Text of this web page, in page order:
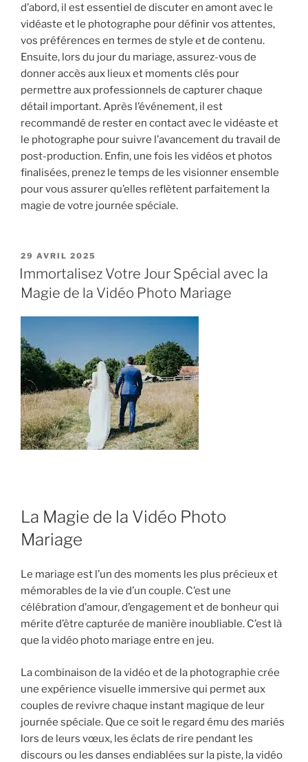
d’abord, il est essentiel de discuter en amont avec le
vidéaste et le photographe pour définir vos attentes,
vos préférences en termes de style et de contenu.
Ensuite, lors du jour du mariage, assurez-vous de
donner accès aux lieux et moments clés pour
permettre aux professionnels de capturer chaque
détail important. Après l’événement, il est
recommandé de rester en contact avec le vidéaste et
le photographe pour suivre l’avancement du travail de
post-production. Enfin, une fois les vidéos et photos
finalisées, prenez le temps de les visionner ensemble
pour vous assurer qu’elles reflètent parfaitement la
magie de votre journée spéciale.
PUBLIÉ
LE
29 AVRIL 2025
Immortalisez Votre Jour Spécial avec la
Magie de la Vidéo Photo Mariage
La Magie de la Vidéo Photo
Mariage
Le mariage est l’un des moments les plus précieux et
mémorables de la vie d’un couple. C’est une
célébration d’amour, d’engagement et de bonheur qui
mérite d’être capturée de manière inoubliable. C’est là
que la vidéo photo mariage entre en jeu.
La combinaison de la vidéo et de la photographie crée
une expérience visuelle immersive qui permet aux
couples de revivre chaque instant magique de leur
journée spéciale. Que ce soit le regard ému des mariés
lors de leurs vœux, les éclats de rire pendant les
discours ou les danses endiablées sur la piste, la vidéo